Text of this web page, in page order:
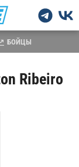
Ribeiro
БОЙЦЫ